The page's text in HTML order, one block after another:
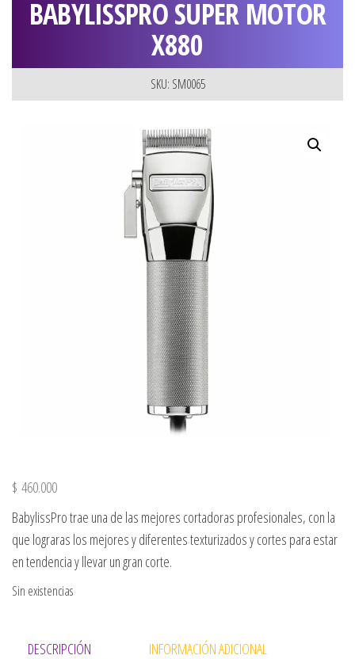
BABYLISSPRO SUPER MOTOR
X880
SKU: SM0065
$ 460.000
BabylissPro trae una de las mejores cortadoras profesionales, con la
que lograras los mejores y diferentes texturizados y cortes para estar
en tendencia y llevar un gran corte.
Sin existencias
DESCRIPCIÓN INFORMACIÓN ADICIONAL